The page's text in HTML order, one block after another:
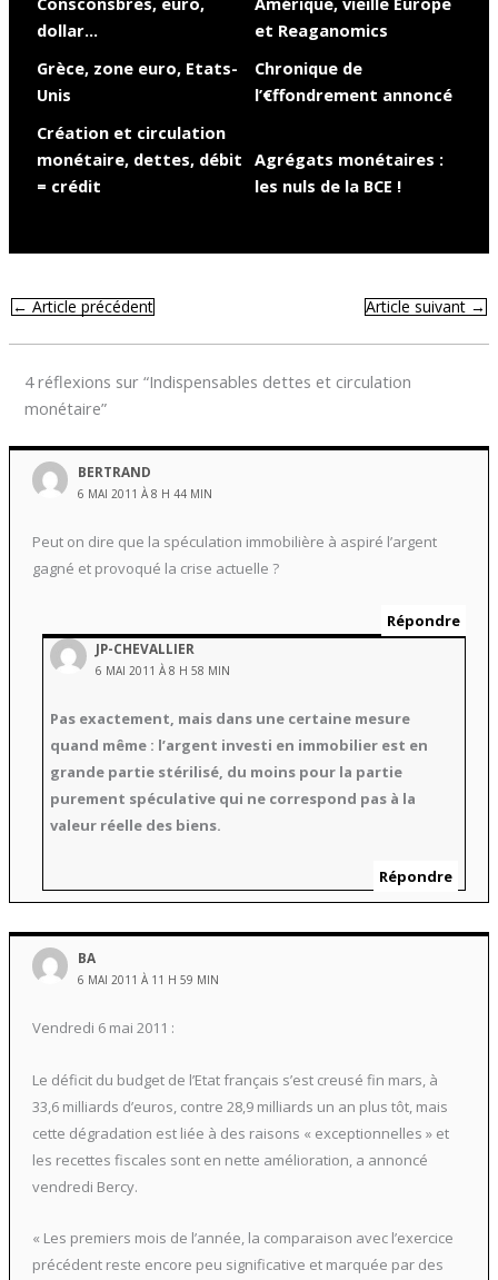
dollar…
et Reaganomics
Grèce, zone euro, Etats-
Unis
Chronique de
l’€ffondrement annoncé
Création et circulation
monétaire, dettes, débit
= crédit
Agrégats monétaires :
les nuls de la BCE !
←Article précédent Article suivant→
4 réflexions sur “Indispensables dettes et circulation
monétaire”
BERTRAND
6 MAI 2011 À 8 H 44 MIN
Peut on dire que la spéculation immobilière à aspiré l’argent
gagné et provoqué la crise actuelle ?
Répondre
JP-CHEVALLIER
6 MAI 2011 À 8 H 58 MIN
Pas exactement, mais dans une certaine mesure
quand même : l’argent investi en immobilier est en
grande partie stérilisé, du moins pour la partie
purement spéculative qui ne correspond pas à la
valeur réelle des biens.
Répondre
BA
6 MAI 2011 À 11 H 59 MIN
Vendredi 6 mai 2011 :
Le déficit du budget de l’Etat français s’est creusé fin mars, à
33,6 milliards d’euros, contre 28,9 milliards un an plus tôt, mais
cette dégradation est liée à des raisons « exceptionnelles » et
les recettes fiscales sont en nette amélioration, a annoncé
vendredi Bercy.
« Les premiers mois de l’année, la comparaison avec l’exercice
précédent reste encore peu significative et marquée par des